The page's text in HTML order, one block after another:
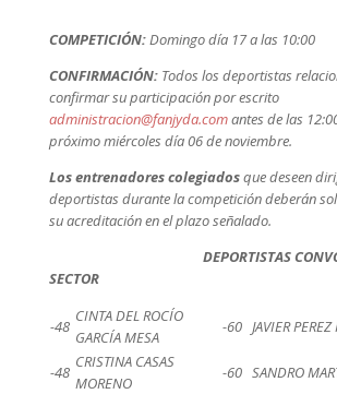
COMPETICIÓN:Domingo día 17 a las 10:00
CONFIRMACIÓN:Todos los deportistas
confirmar su participación por escrito
administracion@fanjyda.comantes de las
próximo miércoles día 06 de noviembre.
Los entrenadores colegiadosque deseen
deportistas durante la competición deberán
su acreditación en el plazo señalado.
DEPORTISTAS
SECTOR
-48
CINTA DEL ROCÍO
GARCÍA MESA
-60 JAVIER
-48
CRISTINA CASAS
MORENO
-60 SANDRO